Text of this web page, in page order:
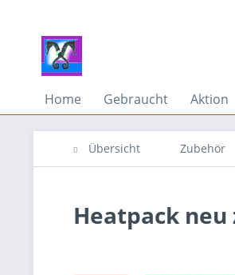
Home Gebraucht Aktion
Übersicht Zubehör
Heatpack